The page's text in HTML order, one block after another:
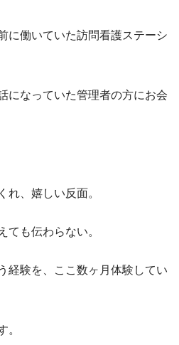
に働いていた訪問看護ステーシ
になっていた管理者の方にお会
れ、嬉しい反面。
ても伝わらない。
経験を、ここ数ヶ月体験してい
。